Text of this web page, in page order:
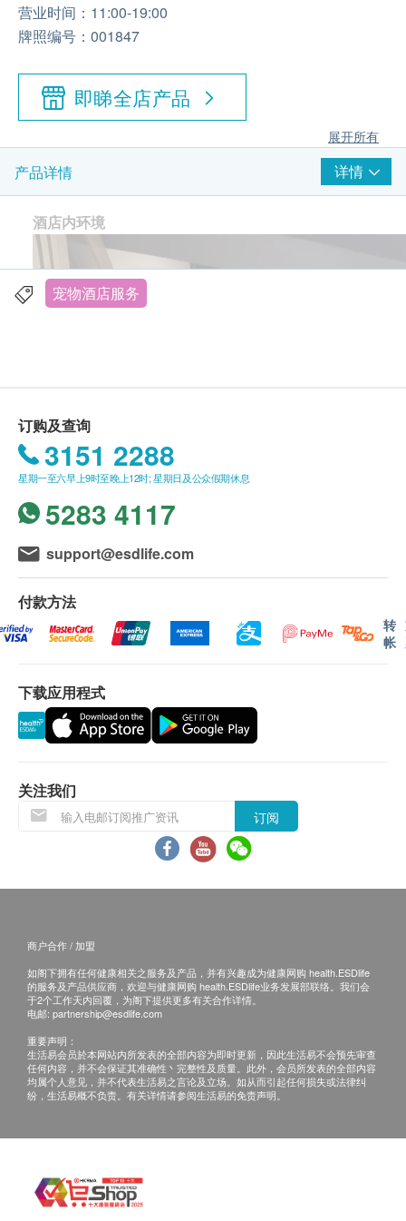
营业时间：11:00-19:00
牌照编号：001847
即睇全店产品
展开所有
产品详情 详情
酒店内环境
标准房- (长100cm*阔100cm*高100cm, 每房最多可容
纳2只猫)
宠物酒店服务
订购及查询
3151 2288
星期一至六早上9时至晚上12时; 星期日及公众假期休息
5283 4117
support@esdlife.com
付款方法
转
帐
下载应用程式
关注我们
订阅
商户合作 / 加盟
如阁下拥有任何健康相关之服务及产品，并有兴趣成为健康网购 health.ESDlife
的服务及产品供应商，欢迎与健康网购 health.ESDlife业务发展部联络。我们会
于2个工作天内回覆，为阁下提供更多有关合作详情。
电邮: partnership@esdlife.com
重要声明：
生活易会员於本网站内所发表的全部内容为即时更新，因此生活易不会预先审查
任何内容，并不会保证其准确性丶完整性及质量。此外，会员所发表的全部内容
均属个人意见，并不代表生活易之言论及立场。如从而引起任何损失或法律纠
纷，生活易概不负责。有关详情请参阅生活易的免责声明。